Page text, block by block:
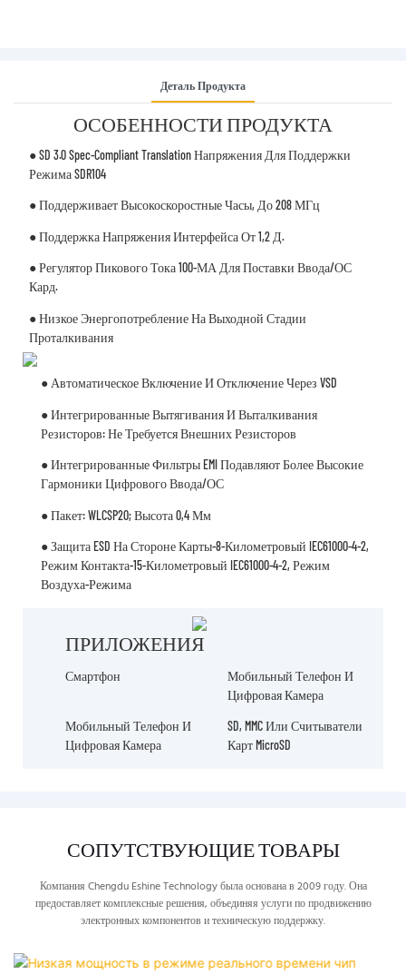
Деталь Продукта
ОСОБЕННОСТИ ПРОДУКТА
● SD 3.0 Spec-Compliant Translation Напряжения Для Поддержки
Режима SDR104
● Поддерживает Высокоскоростные Часы, До 208 МГц
● Поддержка Напряжения Интерфейса От 1,2 Д.
● Регулятор Пикового Тока 100-МА Для Поставки Ввода/ОС
Кард.
● Низкое Энергопотребление На Выходной Стадии
Проталкивания
● Автоматическое Включение И Отключение Через VSD
● Интегрированные Вытягивания И Выталкивания
Резисторов: Не Требуется Внешних Резисторов
● Интегрированные Фильтры EMI Подавляют Более Высокие
Гармоники Цифрового Ввода/ОС
● Пакет: WLCSP20; Высота 0,4 Мм
● Защита ESD На Стороне Карты-8-Километровый IEC61000-4-2,
Режим Контакта-15-Километровый IEC61000-4-2, Режим
Воздуха-Режима
ПРИЛОЖЕНИЯ
Смартфон
Мобильный Телефон И
Цифровая Камера
Мобильный Телефон И
Цифровая Камера
SD, MMC Или Считыватели
Карт MicroSD
СОПУТСТВУЮЩИЕ ТОВАРЫ
Компания Chengdu Eshine Technology была основана в 2009 году. Она
предоставляет комплексные решения, объединяя услуги по продвижению
электронных компонентов и техническую поддержку.